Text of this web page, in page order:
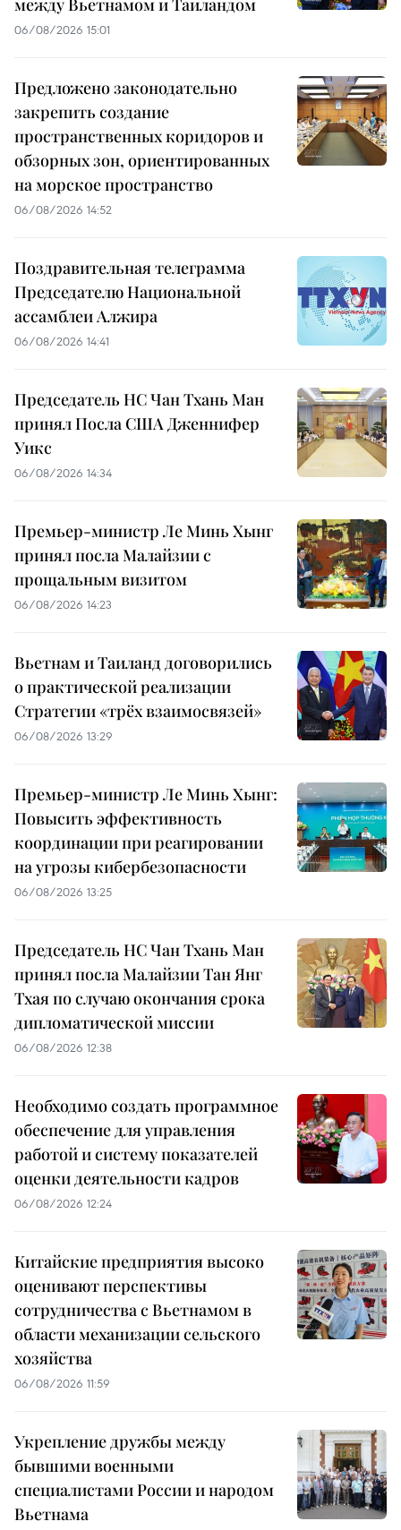
между Вьетнамом и Таиландом
06/08/2026 15:01
Предложено законодательно
закрепить создание
пространственных коридоров и
обзорных зон, ориентированных
на морское пространство
06/08/2026 14:52
Поздравительная телеграмма
Председателю Национальной
ассамблеи Алжира
06/08/2026 14:41
Председатель НС Чан Тхань Ман
принял Посла США Дженнифер
Уикс
06/08/2026 14:34
Премьер-министр Ле Минь Хынг
принял посла Малайзии с
прощальным визитом
06/08/2026 14:23
Вьетнам и Таиланд договорились
о практической реализации
Стратегии «трёх взаимосвязей»
06/08/2026 13:29
Премьер-министр Ле Минь Хынг:
Повысить эффективность
координации при реагировании
на угрозы кибербезопасности
06/08/2026 13:25
Председатель НС Чан Тхань Ман
принял посла Малайзии Тан Янг
Тхая по случаю окончания срока
дипломатической миссии
06/08/2026 12:38
Необходимо создать программное
обеспечение для управления
работой и систему показателей
оценки деятельности кадров
06/08/2026 12:24
Китайские предприятия высоко
оценивают перспективы
сотрудничества с Вьетнамом в
области механизации сельского
хозяйства
06/08/2026 11:59
Укрепление дружбы между
бывшими военными
специалистами России и народом
Вьетнама